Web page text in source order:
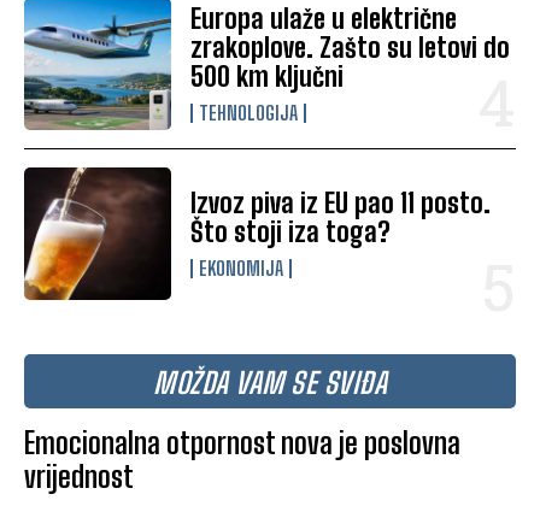
Europa ulaže u električne
zrakoplove. Zašto su letovi do
500 km ključni
TEHNOLOGIJA
Izvoz piva iz EU pao 11 posto.
Što stoji iza toga?
EKONOMIJA
MOŽDA VAM SE SVIĐA
Emocionalna otpornost nova je poslovna
vrijednost